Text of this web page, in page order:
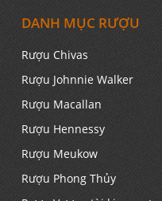
DANH MỤC RƯỢU
Rượu Chivas
Rượu Johnnie Walker
Rượu Macallan
Rượu Hennessy
Rượu Meukow
Rượu Phong Thủy